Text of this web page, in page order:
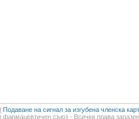
| Подаване на сигнал за изгубена членска
съюз - Всички права